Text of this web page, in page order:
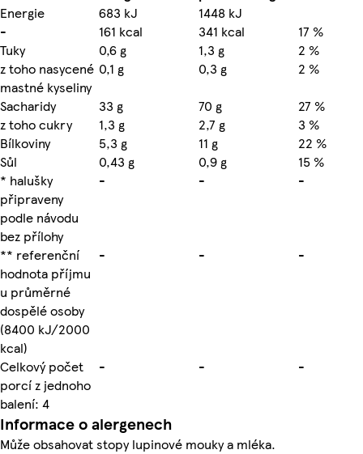
Energie 683 kJ
1448 kJ
-
161 kcal 341 kcal
17 %
Tuky
0,6 g 1,3 g
2 %
z toho nasycené
mastné kyseliny
0,1 g 0,3 g
2 %
Sacharidy
33 g 70 g
27 %
z toho cukry
1,3 g 2,7 g
3 %
Bílkoviny
5,3 g 11 g
22 %
Sůl
0,43 g 0,9 g
15 %
* halušky
připraveny
podle návodu
bez přílohy
- - -
** referenční
hodnota příjmu
u průměrné
dospělé osoby
(8400 kJ/2000
kcal)
- - -
Celkový počet
porcí z jednoho
balení: 4
- - -
Informace o alergenech
Může obsahovat stopy lupinové mouky a mléka.